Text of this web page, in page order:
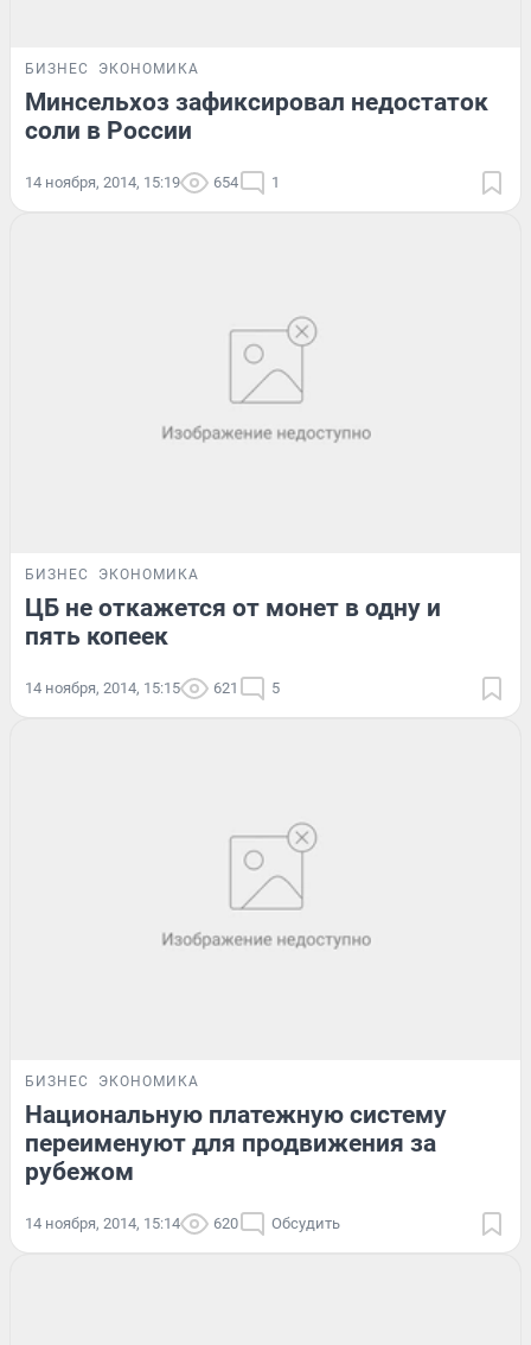
БИЗНЕС ЭКОНОМИКА
Минсельхоз зафиксировал недостаток
соли в России
14 ноября, 2014, 15:19 654 1
БИЗНЕС ЭКОНОМИКА
ЦБ не откажется от монет в одну и
пять копеек
14 ноября, 2014, 15:15 621 5
БИЗНЕС ЭКОНОМИКА
Национальную платежную систему
переименуют для продвижения за
рубежом
14 ноября, 2014, 15:14 620 Обсудить